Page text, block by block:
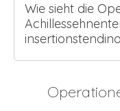
Wie sieht die